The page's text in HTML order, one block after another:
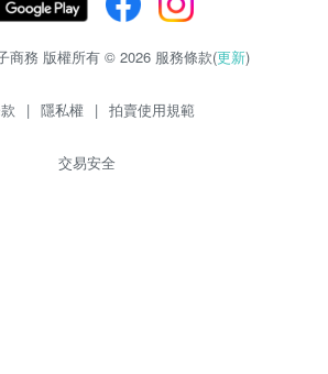
商務 版權所有 © 2026 服務條款(更新)
| 隱私權 | 拍賣使用規範
交易安全